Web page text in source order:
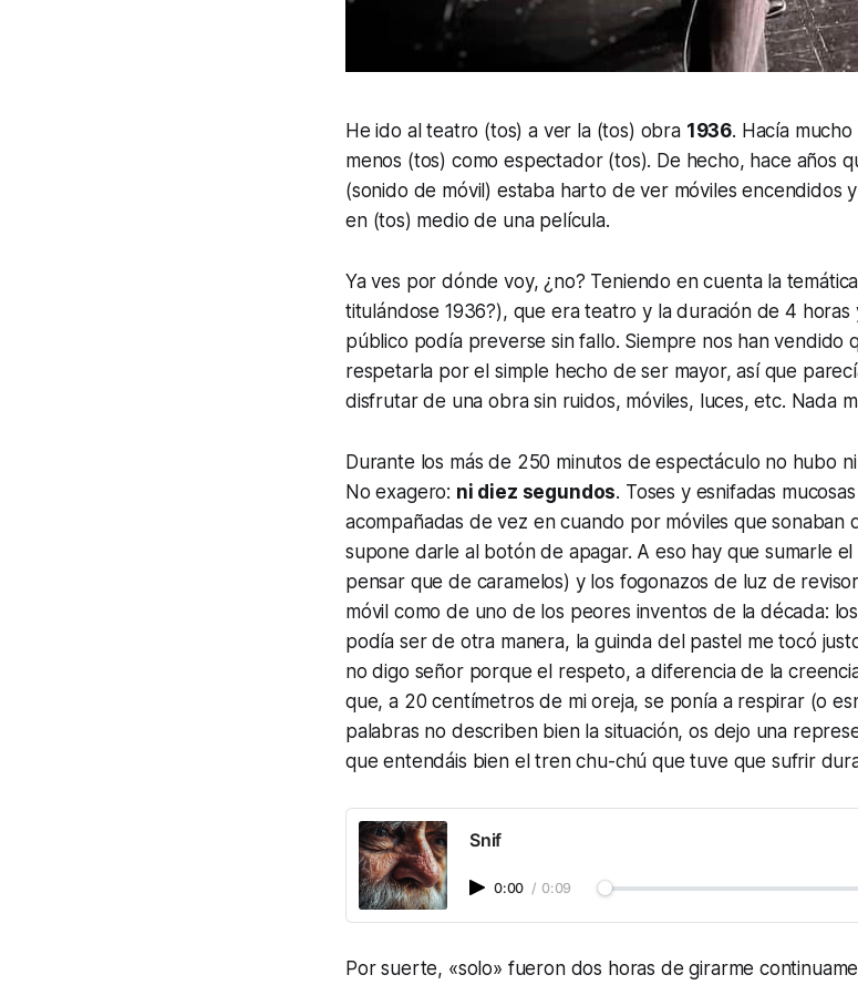
He ido al teatro (tos) a ver la (tos) obra 1936. Hacía mucho
menos (tos) como espectador (tos). De hecho, hace años
(sonido de móvil) estaba harto de ver móviles encendidos y
en (tos) medio de una película.
Ya ves por dónde voy, ¿no? Teniendo en cuenta la
titulándose 1936?), que era teatro y la duración de 4 horas
público podía preverse sin fallo. Siempre nos han vendido
respetarla por el simple hecho de ser mayor, así que
disfrutar de una obra sin ruidos, móviles, luces, etc. Nada
Durante los más de 250 minutos de espectáculo no hubo
No exagero: ni diez segundos. Toses y esnifadas
acompañadas de vez en cuando por móviles que sonaban
supone darle al botón de apagar. A eso hay que sumarle
pensar que de caramelos) y los fogonazos de luz de
móvil como de uno de los peores inventos de la década: los
podía ser de otra manera, la guinda del pastel me tocó
no digo señor porque el respeto, a diferencia de la
que, a 20 centímetros de mi oreja, se ponía a respirar (o
palabras no describen bien la situación, os dejo una
que entendáis bien el trenchu-chú que tuve que sufrir
Snif
0:00 / 0:09
Por suerte, «solo» fueron dos horas de girarme